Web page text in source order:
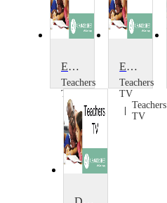
Early Sex Education: The Debate
Teachers
TV
Teachers
TV
Early Sex Education
Teachers
TV
Teachers
TV